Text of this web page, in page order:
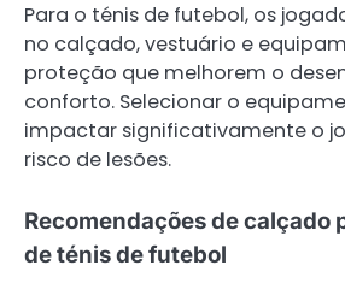
Para o ténis de futebol, os
no calçado, vestuário e
proteção que melhorem o
conforto. Selecionar o
impactar significativamente o
risco de lesões.
Recomendações de calçado
de ténis de futebol